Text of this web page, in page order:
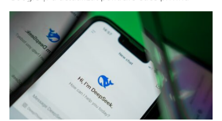
angajamentul de a nu utiliza...